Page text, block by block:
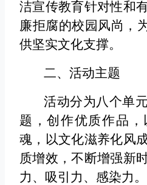
洁宣传教育针对性和
廉拒腐的校园风尚，
供坚实文化支撑。
二、活动主题
活动分为八个单
题，创作优质作品
魂，以文化滋养化风
质增效，不断增强新
力、吸引力、感染力。